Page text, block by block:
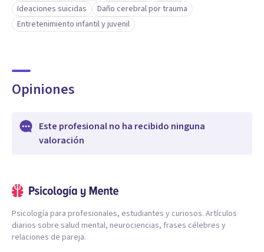
Ideaciones suicidas
Daño cerebral por trauma
Entretenimiento infantil y juvenil
Opiniones
Este profesional no ha recibido ninguna
valoración
Psicología para profesionales, estudiantes y curiosos. Artículos
diarios sobre salud mental, neurociencias, frases célebres y
relaciones de pareja.